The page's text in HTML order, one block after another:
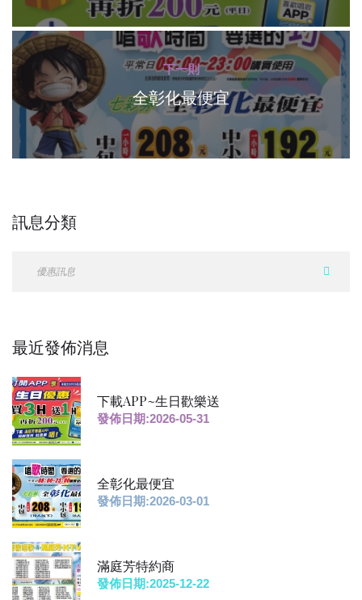
下一則
全彰化最便宜
訊息分類
最近發佈消息
下載APP~生日歡樂送
發佈日期:2026-05-31
全彰化最便宜
發佈日期:2026-03-01
滿庭芳特約商
發佈日期:2025-12-22